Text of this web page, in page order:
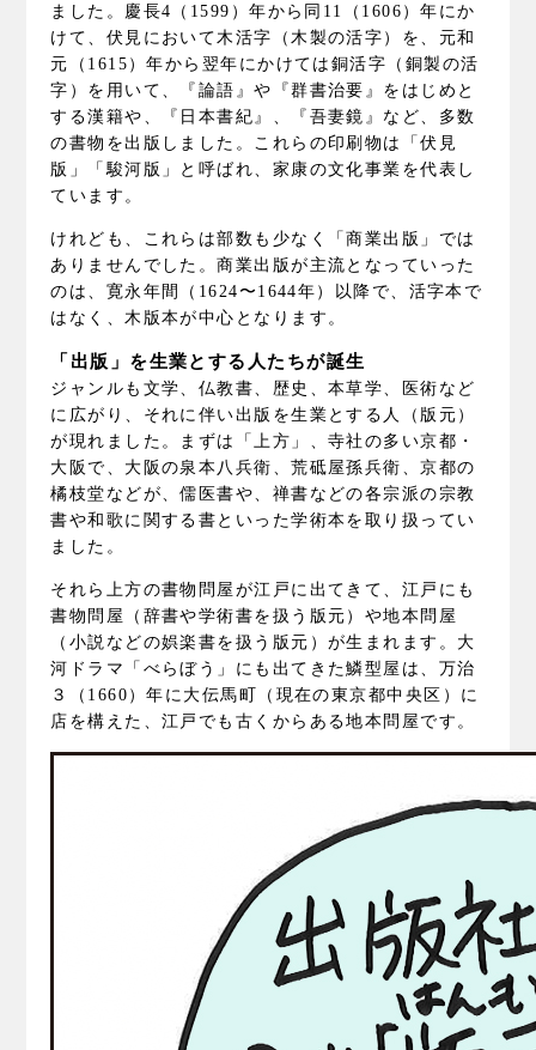
ました。慶長4（1599）年から同11（1606）年にか
けて、伏見において木活字（木製の活字）を、元和
元（1615）年から翌年にかけては銅活字（銅製の活
字）を用いて、『論語』や『群書治要』をはじめと
する漢籍や、『日本書紀』、『吾妻鏡』など、多数
の書物を出版しました。これらの印刷物は「伏見
版」「駿河版」と呼ばれ、家康の文化事業を代表し
ています。
けれども、これらは部数も少なく「商業出版」では
ありませんでした。商業出版が主流となっていった
のは、寛永年間（1624〜1644年）以降で、活字本で
はなく、木版本が中心となります。
「出版」を生業とする人たちが誕生
ジャンルも文学、仏教書、歴史、本草学、医術など
に広がり、それに伴い出版を生業とする人（版元）
が現れました。まずは「上方」、寺社の多い京都・
大阪で、大阪の泉本八兵衛、荒砥屋孫兵衛、京都の
橘枝堂などが、儒医書や、禅書などの各宗派の宗教
書や和歌に関する書といった学術本を取り扱ってい
ました。
それら上方の書物問屋が江戸に出てきて、江戸にも
書物問屋（辞書や学術書を扱う版元）や地本問屋
（小説などの娯楽書を扱う版元）が生まれます。大
河ドラマ「べらぼう」にも出てきた鱗型屋は、万治
３（1660）年に大伝馬町（現在の東京都中央区）に
店を構えた、江戸でも古くからある地本問屋です。